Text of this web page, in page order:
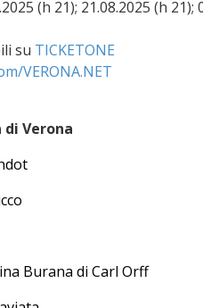
(h 21); 21.08.2025 (h 21);
su TICKETONE
VERONA.NET
Verona
Burana di Carl Orff